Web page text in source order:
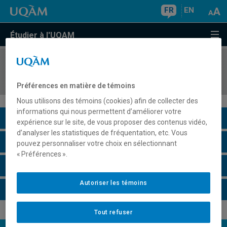
FR EN
Étudier à l'UQAM
COURS//
Description du cours
Horaire - Été 2026
Préférences en matière de témoins
Nous utilisons des témoins (cookies) afin de collecter des
informations qui nous permettent d’améliorer votre
expérience sur le site, de vous proposer des contenus vidéo,
d’analyser les statistiques de fréquentation, etc. Vous
pouvez personnaliser votre choix en sélectionnant
« Préférences ».
Tout refuser
Autoriser les témoins